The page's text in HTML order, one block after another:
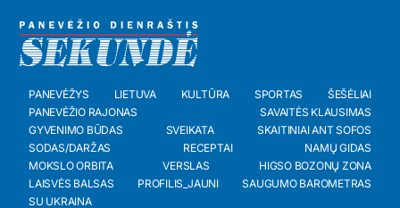
PANEVĖŽYS LIETUVA KULTŪRA SPORTAS
ŠEŠĖLIAI
PANEVĖŽIO RAJONAS
SAVAITĖS KLAUSIMAS
GYVENIMO BŪDAS
SVEIKATA
SKAITINIAI ANT SOFOS
SODAS/DARŽAS
RECEPTAI
NAMŲ GIDAS
MOKSLO ORBITA
VERSLAS
HIGSO BOZONŲ ZONA
LAISVĖS BALSAS
PROFILIS_JAUNI
SAUGUMO BAROMETRAS
SU UKRAINA